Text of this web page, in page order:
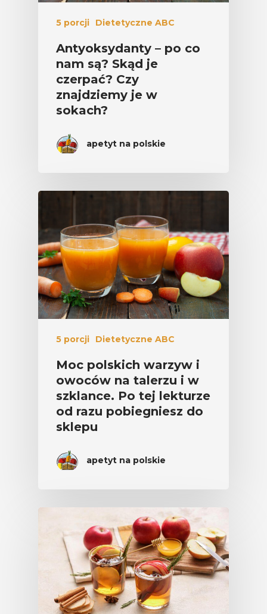
5 porcji Dietetyczne ABC
Antyoksydanty – po co
nam są? Skąd je
czerpać? Czy
znajdziemy je w
sokach?
apetyt na polskie
5 porcji Dietetyczne ABC
Moc polskich warzyw i
owoców na talerzu i w
szklance. Po tej lekturze
od razu pobiegniesz do
sklepu
apetyt na polskie